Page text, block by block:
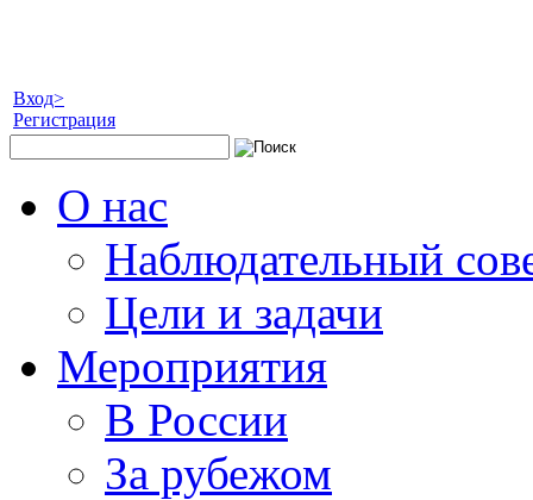
Вход>
Регистрация
О нас
Наблюдательный
Цели и задачи
Мероприятия
В России
За рубежом